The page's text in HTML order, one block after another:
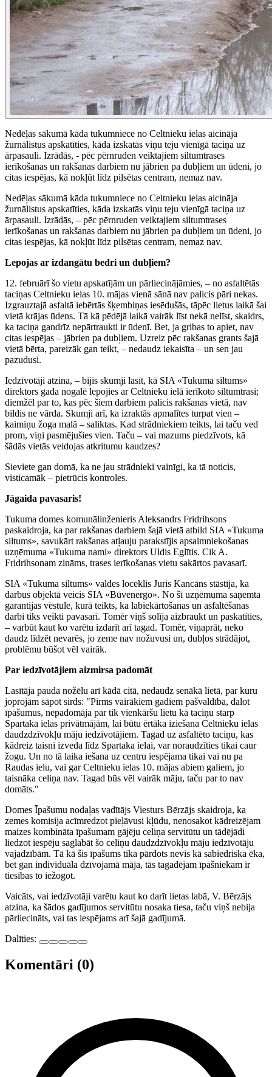
Nedēļas sākumā kāda tukumniece no Celtnieku ielas aicināja
žurnālistus apskatīties, kāda izskatās viņu teju vienīgā taciņa uz
ārpasauli. Izrādās, - pēc pērnruden veiktajiem siltumtrases
ierīkošanas un rakšanas darbiem nu jābrien pa dubļiem un ūdeni, jo
citas iespējas, kā nokļūt līdz pilsētas centram, nemaz nav.
Nedēļas sākumā kāda tukumniece no Celtnieku ielas aicināja
žurnālistus apskatīties, kāda izskatās viņu teju vienīgā taciņa uz
ārpasauli. Izrādās, – pēc pērnruden veiktajiem siltumtrases
ierīkošanas un rakšanas darbiem nu jābrien pa dubļiem un ūdeni, jo
citas iespējas, kā nokļūt līdz pilsētas centram, nemaz nav.
Lepojas ar izdangātu bedri un dubļiem?
12. februārī šo vietu apskatījām un pārliecinājāmies, – no asfaltētās
taciņas Celtnieku ielas 10. mājas vienā sānā nav palicis pāri nekas.
Izgrauztajā asfaltā iebērtās šķembiņas iesēdušās, tāpēc lietus laikā šai
vietā krājas ūdens. Tā kā pēdējā laikā vairāk līst nekā nelīst, skaidrs,
ka taciņa gandrīz nepārtraukti ir ūdenī. Bet, ja gribas to apiet, nav
citas iespējas – jābrien pa dubļiem. Uzreiz pēc rakšanas grants šajā
vietā bērta, pareizāk gan teikt, – nedaudz iekaisīta – un sen jau
pazudusi.
Iedzīvotāji atzina, – bijis skumji lasīt, kā SIA «Tukuma siltums»
direktors gada nogalē lepojies ar Celtnieku ielā ierīkoto siltumtrasi;
diemžēl par to, kas pēc šiem darbiem palicis rakšanas vietā, nav
bildis ne vārda. Skumji arī, ka izraktās apmalītes turpat vien –
kaimiņu žoga malā – saliktas. Kad strādniekiem teikts, lai taču ved
prom, viņi pasmējušies vien. Taču – vai mazums piedzīvots, kā
šādās vietās veidojas atkritumu kaudzes?
Sieviete gan domā, ka ne jau strādnieki vainīgi, ka tā noticis,
visticamāk – pietrūcis kontroles.
Jāgaida pavasaris!
Tukuma domes komunālinženieris Aleksandrs Fridrihsons
paskaidroja, ka par rakšanas darbiem šajā vietā atbild SIA «Tukuma
siltums», savukārt rakšanas atļauju parakstījis apsaimniekošanas
uzņēmuma «Tukuma nami» direktors Uldis Eglītis. Cik A.
Fridrihsonam zināms, trases ierīkošanas vietu sakārtos pavasarī.
SIA «Tukuma siltums» valdes loceklis Juris Kancāns stāstīja, ka
darbus objektā veicis SIA «Būvenergo». No šī uzņēmuma saņemta
garantijas vēstule, kurā teikts, ka labiekārtošanas un asfaltēšanas
darbi tiks veikti pavasarī. Tomēr viņš solīja aizbraukt un paskatīties,
– varbūt kaut ko varētu izdarīt arī tagad. Tomēr, viņaprāt, neko
daudz līdzēt nevarēs, jo zeme nav nožuvusi un, dubļos strādājot,
problēmu būšot vēl vairāk.
Par iedzīvotājiem aizmirsa padomāt
Lasītāja pauda nožēlu arī kādā citā, nedaudz senākā lietā, par kuru
joprojām sāpot sirds: "Pirms vairākiem gadiem pašvaldība, dalot
īpašumus, nepadomāja par tik vienkāršu lietu kā taciņu starp
Spartaka ielas privātmājām, lai būtu ērtāka iziešana Celtnieku ielas
daudzdzīvokļu māju iedzīvotājiem. Tagad uz asfaltēto taciņu, kas
kādreiz taisni izveda līdz Spartaka ielai, var noraudzīties tikai caur
žogu. Un no tā laika iešana uz centru iespējama tikai vai nu pa
Raudas ielu, vai gar Celtnieku ielas 10. mājas abiem galiem, jo
taisnāka celiņa nav. Tagad būs vēl vairāk māju, taču par to nav
domāts."
Domes Īpašumu nodaļas vadītājs Viesturs Bērzājs skaidroja, ka
zemes komisija acīmredzot pieļāvusi kļūdu, nenosakot kādreizējam
maizes kombināta īpašumam gājēju celiņa servitūtu un tādējādi
liedzot iespēju saglabāt šo celiņu daudzdzīvokļu māju iedzīvotāju
vajadzībām. Tā kā šis īpašums tika pārdots nevis kā sabiedriska ēka,
bet gan individuāla dzīvojamā māja, tās tagadējam īpašniekam ir
tiesības to iežogot.
Vaicāts, vai iedzīvotāji varētu kaut ko darīt lietas labā, V. Bērzājs
atzina, ka šādos gadījumos servitūtu nosaka tiesa, taču viņš nebija
pārliecināts, vai tas iespējams arī šajā gadījumā.
Dalīties:
Komentāri (0)